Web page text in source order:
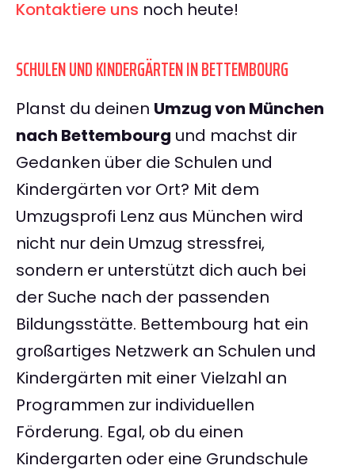
Kontaktiere uns noch heute!
SCHULEN UND KINDERGÄRTEN IN BETTEMBOURG
Planst du deinen Umzug von München
nach Bettembourg und machst dir
Gedanken über die Schulen und
Kindergärten vor Ort? Mit dem
Umzugsprofi Lenz aus München wird
nicht nur dein Umzug stressfrei,
sondern er unterstützt dich auch bei
der Suche nach der passenden
Bildungsstätte. Bettembourg hat ein
großartiges Netzwerk an Schulen und
Kindergärten mit einer Vielzahl an
Programmen zur individuellen
Förderung. Egal, ob du einen
Kindergarten oder eine Grundschule